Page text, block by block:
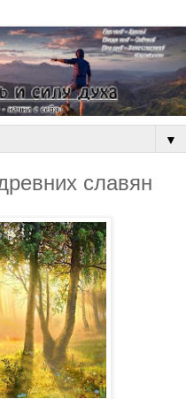
▼
славян